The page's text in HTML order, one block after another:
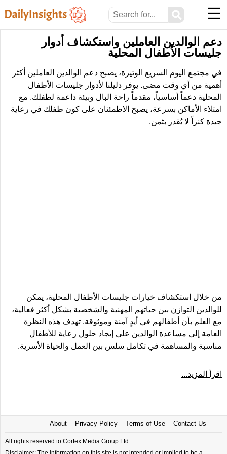
⚲ ☰
دعم الوالدين العاملين واستكشاف أدوار
جليسات الأطفال المحلية
في مجتمع اليوم السريع الوتيرة، يصبح دعم الوالدين العاملين أكثر
أهمية من أي وقت مضى. يوفر دليلنا لأدوار جليسات الأطفال
المحلية دعماً أساسياً، مقدماً راحة البال وبيئة داعمة لطفلك. مع
امتلاء الأماكن بسرعة، يصبح الاطمئنان على كون طفلك في رعاية
جيدة كنزاً لا يُقدر بثمن.
من خلال استكشاف خيارات جليسات الأطفال المحلية، يمكن
للوالدين التوازن بين حياتهم المهنية والشخصية بشكل أكثر فعالية،
مع العلم بأن أطفالهم في أيدٍ آمنة وموثوقة. تهدف هذه النظرة
العامة إلى مساعدة الوالدين على إيجاد حلول رعاية للأطفال
مناسبة والمساهمة في تكامل سلس بين العمل والحياة الأسرية.
اقرأ المزيد...
About Privacy Policy Terms of Use Contact Us
All rights reserved to Cortex Media Group Ltd.